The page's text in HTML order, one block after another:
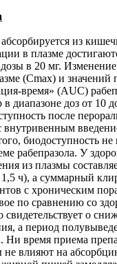
из
в плазме
в 20 мг.
(Сmax) и значений
время» (AUC)
диапазоне доз от 10
после
биодоступность не
рабепразола. У
из плазмы
ч), а суммарный
с хроническим
по сравнению со
свидетельствует о
а период
Ни время приема
влияют на